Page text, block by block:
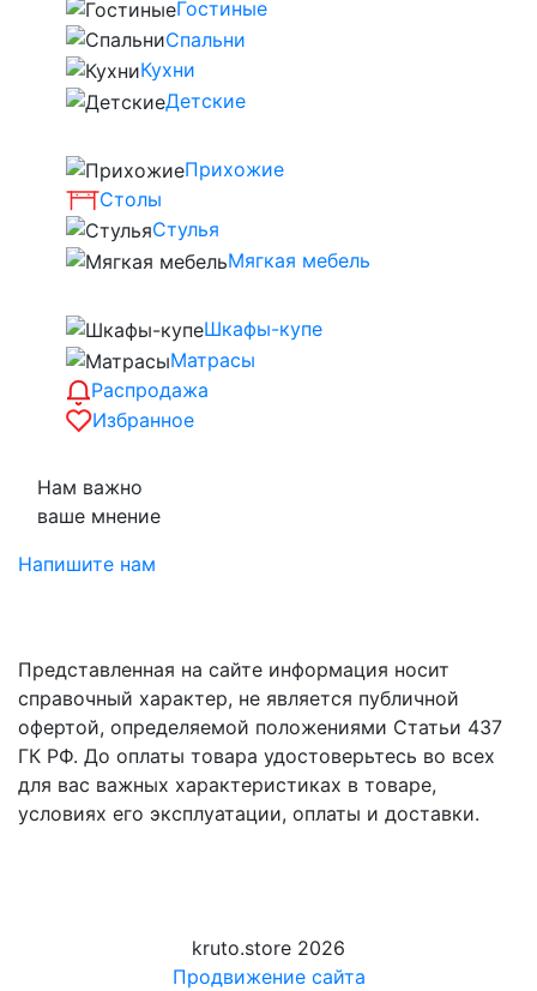
Гостиные
Спальни
Кухни
Детские
Прихожие
Столы
Стулья
Мягкая мебель
Шкафы-купе
Матрасы
Распродажа
Избранное
Нам важно
ваше мнение
Напишите нам
Представленная на сайте информация носит
справочный характер, не является публичной
офертой, определяемой положениями Статьи 437
ГК РФ. До оплаты товара удостоверьтесь во всех
для вас важных характеристиках в товаре,
условиях его эксплуатации, оплаты и доставки.
kruto.store 2026
Продвижение сайта